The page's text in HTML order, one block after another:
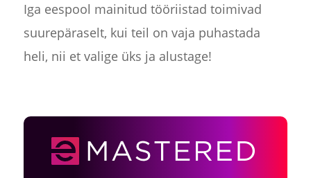
Iga eespool mainitud tööriistad toimivad
suurepäraselt, kui teil on vaja puhastada
heli, nii et valige üks ja alustage!